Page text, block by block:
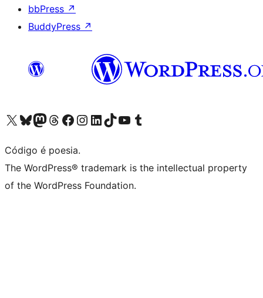
bbPress ↗
BuddyPress ↗
Acessar nossa conta do X (antigo Twitter)
Acessar nossa conta do Bluesky
Acessar nossa conta do Mastodon
Acessar nossa conta do Threads
Acessar nossa página do Facebook
Acessar nossa conta do Instagram
Acessar nossa conta do LinkedIn
Acessar nossa conta do TikTok
Acessar nosso canal do YouTube
Acessar nossa conta no Tumblr
Código é poesia.
The WordPress® trademark is the intellectual property
of the WordPress Foundation.